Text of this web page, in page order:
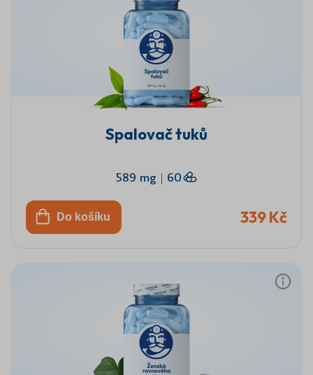
Spalovač tuků
589 mg | 60
Do košíku 339 Kč